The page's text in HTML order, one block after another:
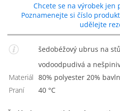
Chcete se na výrobek jen
Poznamenejte si číslo
udělejte
šedobéžový ubrus na
vodoodpudivá a
Materiál
80% polyester 20%
Praní
40 °C